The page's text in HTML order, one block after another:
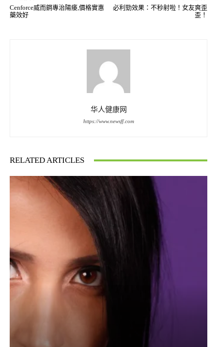
Cenforce威而鋼專治陽痿,價格實惠
藥效好
必利勁效果：不秒射啦！女友爽歪
歪！
华人健康网
https://www.newsff.com
RELATED ARTICLES